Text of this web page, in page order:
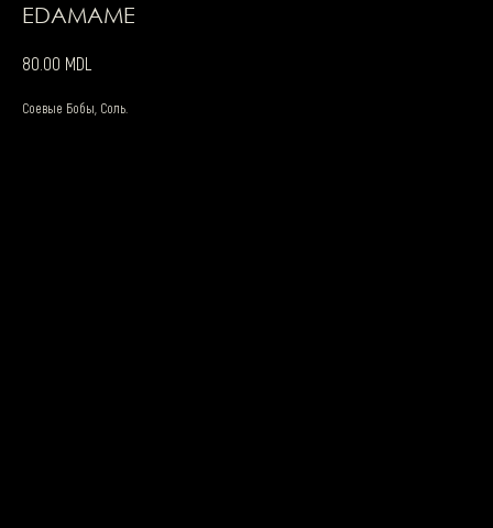
EDAMAME
80.00 MDL
Соевые Бобы, Соль.